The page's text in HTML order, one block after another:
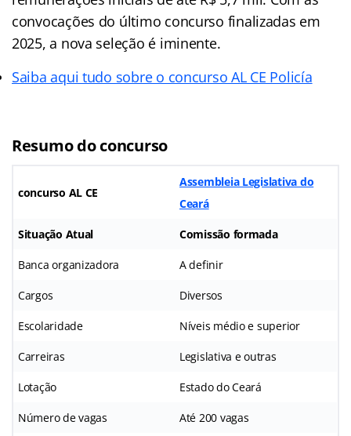
convocações do último concurso finalizadas em
2025, a nova seleção é iminente.
Saiba aqui tudo sobre o concurso AL CE Policía
Resumo do concurso
concurso AL CE
Assembleia Legislativa do
Ceará
Situação Atual Comissão formada
Banca organizadora A definir
Cargos Diversos
Escolaridade Níveis médio e superior
Carreiras Legislativa e outras
Lotação Estado do Ceará
Número de vagas Até 200 vagas